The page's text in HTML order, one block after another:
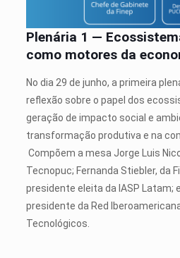
Plenária 1 —
como motores da
No dia 29 de junho, a primeira
reflexão sobre o papel dos
geração de impacto social e
transformação produtiva e na
Compõem a mesa Jorge Luis
Tecnopuc; Fernanda Stiebler, da
presidente eleita da IASP Latam;
presidente da Red
Tecnológicos.